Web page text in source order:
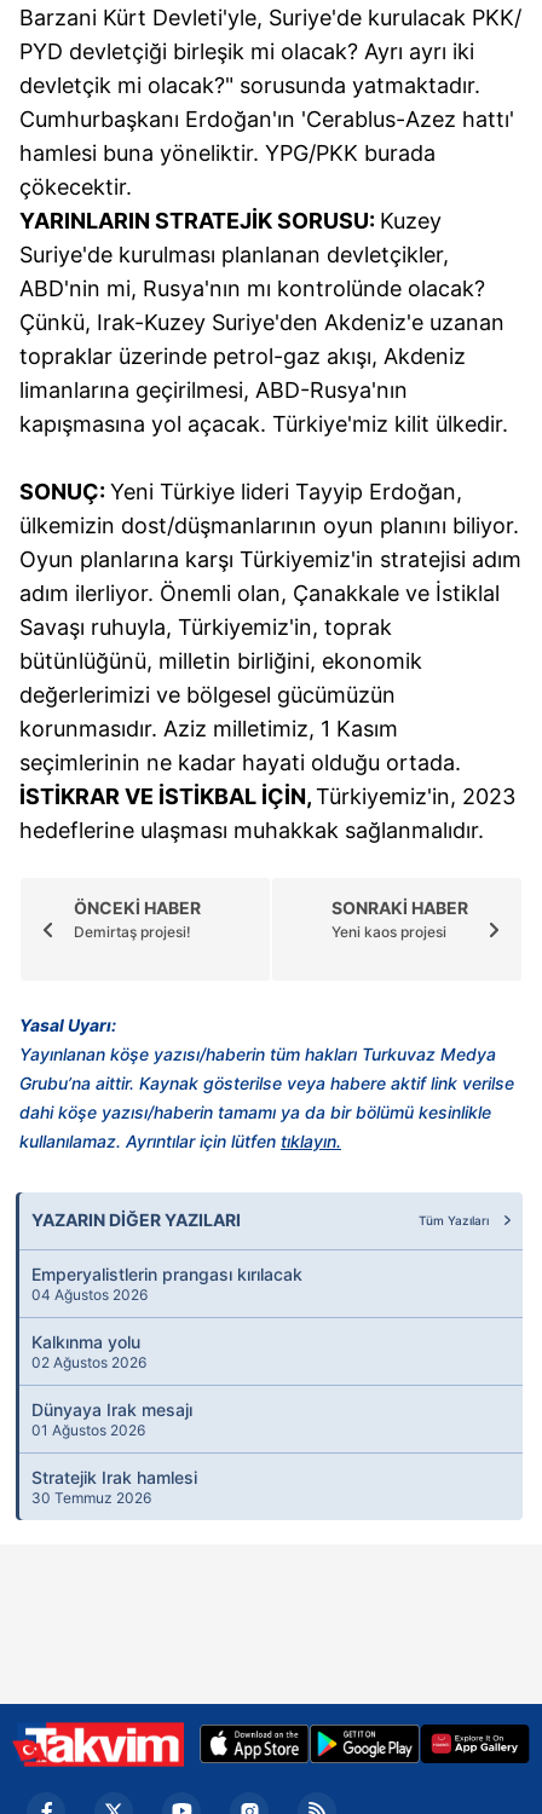
Sizlere daha iyi bir hizmet sunabilmek için İnternet
Sitemizde kendimize ve üçüncü kişilere ait çerezler
kullanılmaktadır. Bu çerezler vasıtasıyla çeşitli kişisel
verileriniz işlenmekte olup gerekli olan çerezler bilgi
toplumu hizmetlerinin sunulması amacıyla
kullanılmaktadır. Diğer çerezler, sitemizin daha işlevsel
kılınması ve kişiselleştirilmesi ve sizlere yönelik
reklam/pazarlama faaliyetlerinin yapılması, amaçlarıyla
sınırlı olarak açık rızanız dahilinde kullanılacaktır.
Çerezlere ilişkin tercihlerinizi aşağıda yer alan panel
vasıtasıyla belirleyebilirsiniz. Çerezlere ilişkin detaylı bilgi
için Ayarlar butonuna tıklayabilir,Çerez Bilgilendirme
Metnimiziziyaret edebilirsiniz.
ilgili mevzuata uygun olarak kullanılan çerezlerle ilgili bilgi
almak için lütfentıklayınız .
Barzani Kürt Devleti'yle, Suriye'de kurulacak PKK/
PYD devletçiği birleşik mi olacak? Ayrı ayrı iki
devletçik mi olacak?" sorusunda yatmaktadır.
Cumhurbaşkanı Erdoğan'ın 'Cerablus-Azez hattı'
hamlesi buna yöneliktir. YPG/PKK burada
çökecektir.
YARINLARIN STRATEJİK SORUSU: Kuzey
Suriye'de kurulması planlanan devletçikler,
ABD'nin mi, Rusya'nın mı kontrolünde olacak?
Çünkü, Irak-Kuzey Suriye'den Akdeniz'e uzanan
topraklar üzerinde petrol-gaz akışı, Akdeniz
limanlarına geçirilmesi, ABD-Rusya'nın
kapışmasına yol açacak. Türkiye'miz kilit ülkedir.
SONUÇ:Yeni Türkiye lideri Tayyip Erdoğan,
ülkemizin dost/düşmanlarının oyun planını biliyor.
Oyun planlarına karşı Türkiyemiz'in stratejisi adım
adım ilerliyor. Önemli olan, Çanakkale ve İstiklal
Savaşı ruhuyla, Türkiyemiz'in, toprak
bütünlüğünü, milletin birliğini, ekonomik
değerlerimizi ve bölgesel gücümüzün
korunmasıdır. Aziz milletimiz, 1 Kasım
seçimlerinin ne kadar hayati olduğu ortada.
İSTİKRAR VE İSTİKBAL İÇİN,Türkiyemiz'in, 2023
hedeflerine ulaşması muhakkak sağlanmalıdır.
ÖNCEKİ HABER
Demirtaş projesi!
SONRAKİ HABER
Yeni kaos projesi
Yasal Uyarı:
Yayınlanan köşe yazısı/haberin tüm hakları Turkuvaz Medya
Grubu’na aittir. Kaynak gösterilse veya habere aktif link verilse
dahi köşe yazısı/haberin tamamı ya da bir bölümü kesinlikle
kullanılamaz. Ayrıntılar için lütfen tıklayın.
YAZARIN DİĞER YAZILARI Tüm Yazıları
Emperyalistlerin prangası kırılacak
04 Ağustos 2026
Kalkınma yolu
02 Ağustos 2026
Dünyaya Irak mesajı
01 Ağustos 2026
Stratejik Irak hamlesi
30 Temmuz 2026